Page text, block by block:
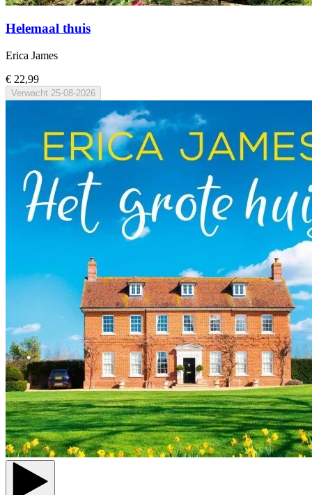
Helemaal thuis
Erica James
€ 22,99
Verwacht 25-08-2026